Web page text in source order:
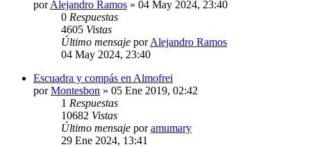
porAlejandro Ramos » 04 May 2024, 23:40
0 Respuestas
4605 Vistas
Último mensaje porAlejandro Ramos
04 May 2024, 23:40
Escuadra y compás en Almofrei
porMontesbon » 05 Ene 2019, 02:42
1 Respuestas
10682 Vistas
Último mensaje poramumary
29 Ene 2024, 13:41